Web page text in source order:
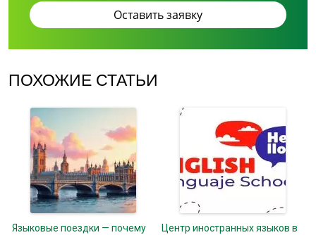
ПОХОЖИЕ СТАТЬИ
Языковые поездки — почему
Центр иностранных языков в